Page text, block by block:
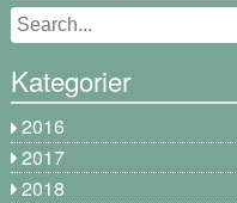
Kategorier
2016
2017
2018